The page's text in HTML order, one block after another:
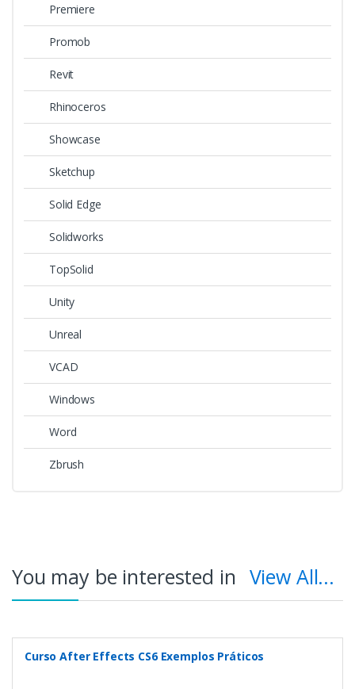
Premiere
Promob
Revit
Rhinoceros
Showcase
Sketchup
Solid Edge
Solidworks
TopSolid
Unity
Unreal
VCAD
Windows
Word
Zbrush
You may be interested in View All...
Curso After Effects CS6 Exemplos Práticos